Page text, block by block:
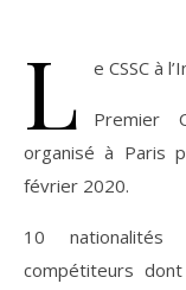
L e CSSC à
Premier
organisé à Paris
février 2020.
10 nationalités
compétiteurs